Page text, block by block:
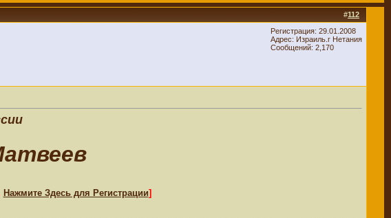
#112
Регистрация: 29.01.2008
Адрес: Израиль.г Нетания
Сообщений: 2,170
Нажмите Здесь для Регистрации]